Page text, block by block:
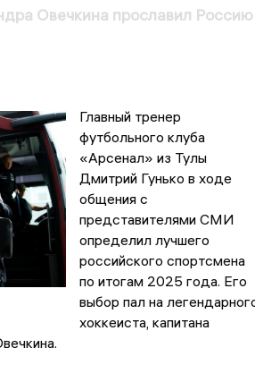
Овечкина прославил Россию
Главный тренер
футбольного клуба
«Арсенал» из Тулы
Дмитрий Гунько в ходе
общения с
представителями СМИ
определил лучшего
российского спортсмена
по итогам 2025 года. Его
выбор пал на
хоккеиста, капитана